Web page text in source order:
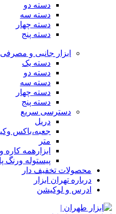
دسته دو
دسته سه
دسته چهار
دسته پنج
ابزار جانبی و مصرفی
دسته یک
دسته دو
دسته سه
دسته چهار
دسته پنج
دسترسی سریع
دریل
جعبه،باکس
متر
ابزارهمه
پیستوله ورنگ
محصولات تخفیف دار
درباره تهران ابزار
ادرس و لوکیشن